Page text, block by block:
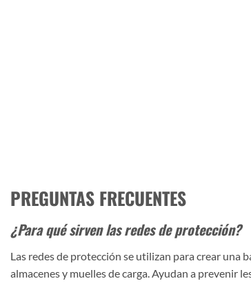
PREGUNTAS FRECUENTES
¿Para qué sirven las redes de protección?
Las redes de protección se utilizan para crear
almacenes y muelles de carga. Ayudan a prevenir